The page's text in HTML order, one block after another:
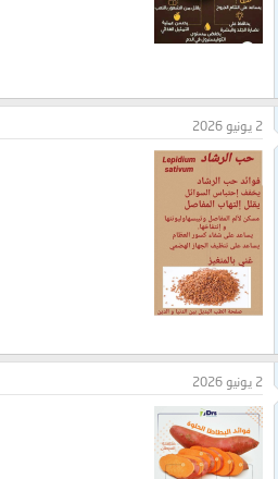
2 يونيو 2026
2 يونيو 2026